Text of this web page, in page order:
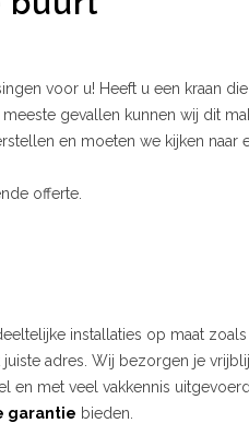
voor u! Heeft u een kraan
gevallen kunnen wij dit
en moeten we kijken naar
offerte.
installaties op maat
adres. Wij bezorgen je
en met veel vakkennis
garantie bieden.